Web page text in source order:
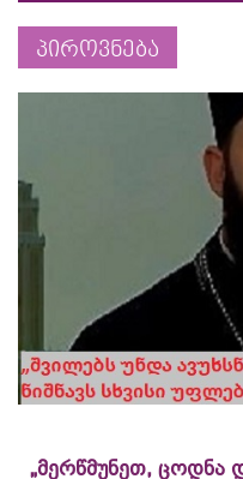
პიროვნება
„მერწმუნეთ, ცოდნა